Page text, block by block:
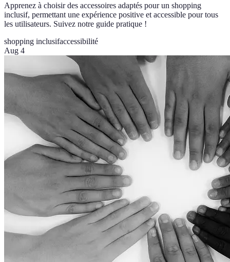
Apprenez à choisir des accessoires adaptés pour un shopping
inclusif, permettant une expérience positive et accessible pour tous
les utilisateurs. Suivez notre guide pratique !
shopping inclusifaccessibilité
Aug 4